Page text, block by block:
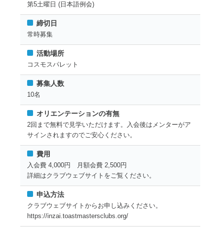
第5土曜日 (日本語例会)
締切日
常時募集
活動場所
コスモスパレット
募集人数
10名
オリエンテーションの有無
2回まで無料で見学いただけます。入会後はメンターがア
サインされますのでご安心ください。
費用
入会費 4,000円 月額会費 2,500円
詳細はクラブウェブサイトをご覧ください。
申込方法
クラブウェブサイトからお申し込みください。
https://inzai.toastmastersclubs.org/